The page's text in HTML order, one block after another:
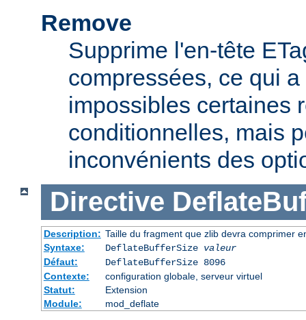
Remove
Supprime l'en-tête
compressées, ce qui
impossibles certaines
conditionnelles, mais
inconvénients des
Directive
Description: Taille du fragment que zlib devra comprimer
Syntaxe:
DeflateBufferSize valeur
Défaut:
DeflateBufferSize 8096
Contexte:
configuration globale, serveur virtuel
Statut:
Extension
Module:
mod_deflate